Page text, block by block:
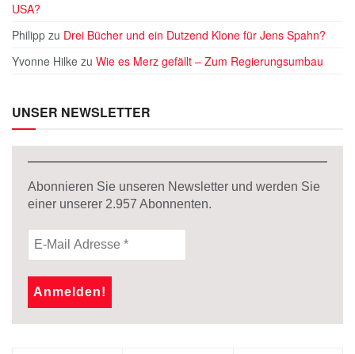
USA?
Philipp zu Drei Bücher und ein Dutzend Klone für Jens Spahn?
Yvonne Hilke zu Wie es Merz gefällt – Zum Regierungsumbau
UNSER NEWSLETTER
Abonnieren Sie unseren Newsletter und werden Sie
einer unserer 2.957 Abonnenten.